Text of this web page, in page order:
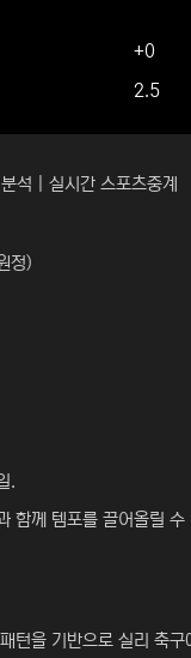
+0
2.5
| 실시간 스포츠중계
정)
.
함께 템포를 끌어올릴 수
턴을 기반으로 실리 축구